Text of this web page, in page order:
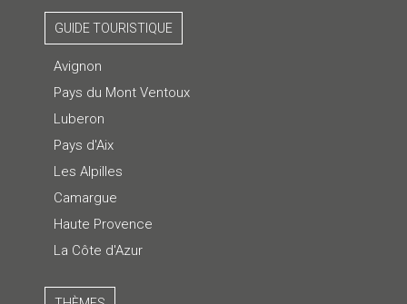
GUIDE TOURISTIQUE
Avignon
Pays du Mont Ventoux
Luberon
Pays d'Aix
Les Alpilles
Camargue
Haute Provence
La Côte d'Azur